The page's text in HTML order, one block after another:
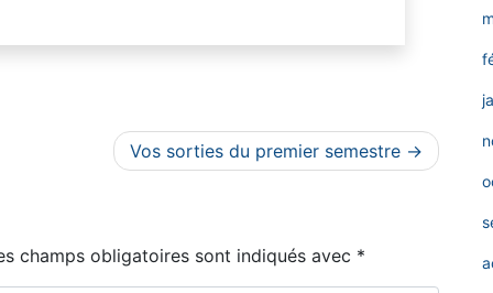
Vos sorties du premier semestre
champs obligatoires sont indiqués avec *